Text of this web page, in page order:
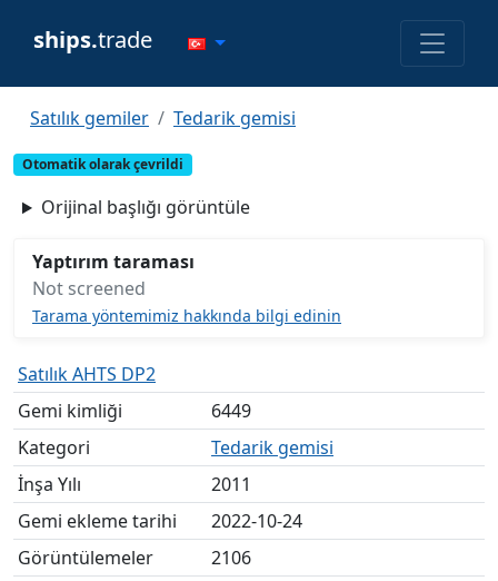
ships.trade
Satılık gemiler Tedarik gemisi
Otomatik olarak çevrildi
Orijinal başlığı görüntüle
Yaptırım taraması
Not screened
Tarama yöntemimiz hakkında bilgi edinin
Satılık AHTS DP2
Gemi kimliği
6449
Kategori
Tedarik gemisi
İnşa Yılı
2011
Gemi ekleme tarihi
2022-10-24
Görüntülemeler
2106